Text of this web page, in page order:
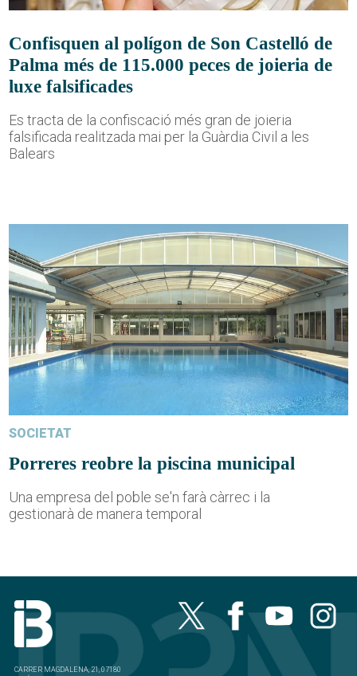
Confisquen al polígon de Son Castelló de
Palma més de 115.000 peces de joieria de
luxe falsificades
Es tracta de la confiscació més gran de joieria
falsificada realitzada mai per la Guàrdia Civil a les
Balears
SOCIETAT
Porreres reobre la piscina municipal
Una empresa del poble se'n farà càrrec i la
gestionarà de manera temporal
CARRER MAGDALENA, 21, 07180